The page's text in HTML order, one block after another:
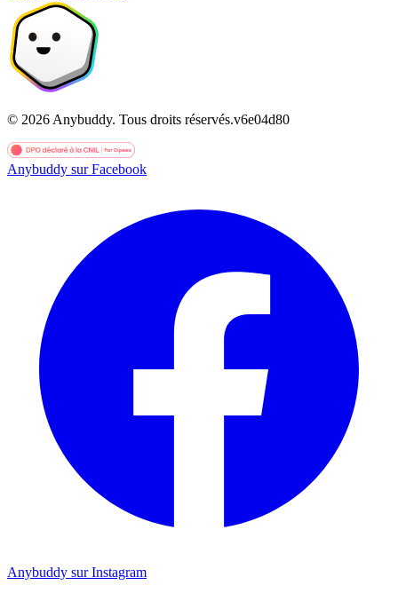
© 2026 Anybuddy. Tous droits réservés.v6e04d80
Anybuddy sur Facebook
Anybuddy sur Instagram